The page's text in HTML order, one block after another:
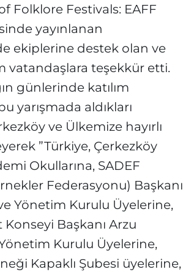
Folklore Festivals: EAFF
yayınlanan
ekiplerine destek olan ve
vatandaşlara teşekkür etti.
günlerinde katılım
yarışmada aldıkları
ve Ülkemize hayırlı
”Türkiye, Çerkezköy
Okullarına, SADEF
Federasyonu) Başkanı
ve Yönetim Kurulu Üyelerine,
Konseyi Başkanı Arzu
Kurulu Üyelerine,
Kapaklı Şubesi üyelerine,